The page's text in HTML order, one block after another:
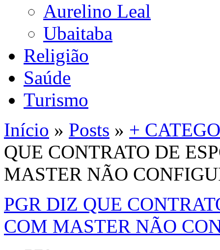
Aurelino Leal
Ubaitaba
Religião
Saúde
Turismo
Início » Posts » +
QUE CONTRATO DE
MASTER NÃO
PGR DIZ QUE
COM MASTER NÃO